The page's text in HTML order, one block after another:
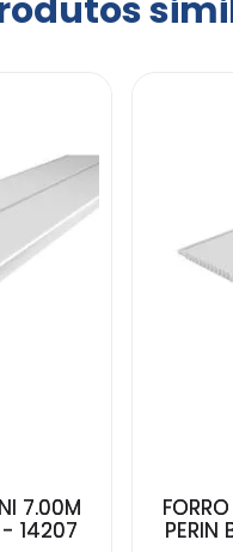
7.00M
- 14207